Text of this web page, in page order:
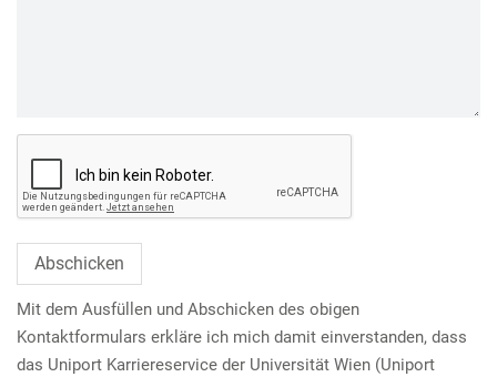
Abschicken
Mit dem Ausfüllen und Abschicken des obigen
Kontaktformulars erkläre ich mich damit einverstanden, dass
das Uniport Karriereservice der Universität Wien (Uniport